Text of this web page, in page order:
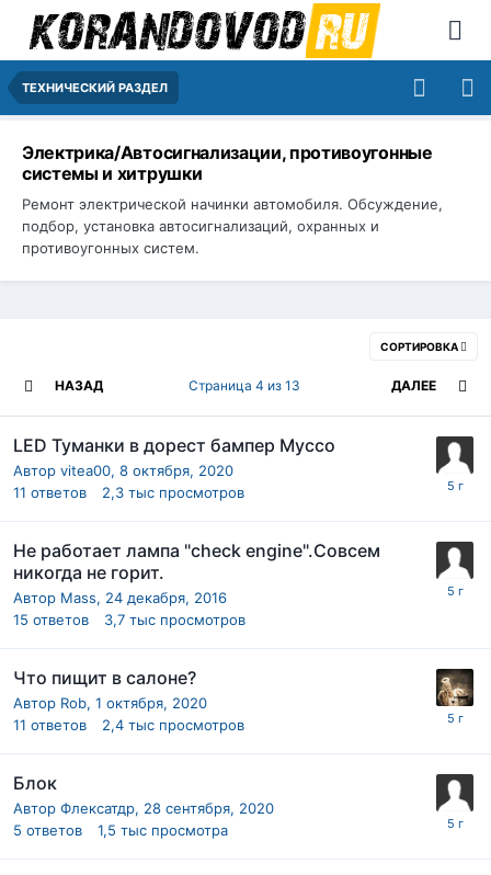
ТЕХНИЧЕСКИЙ РАЗДЕЛ
Электрика/Автосигнализации, противоугонные
системы и хитрушки
Ремонт электрической начинки автомобиля. Обсуждение,
подбор, установка автосигнализаций, охранных и
противоугонных систем.
СОРТИРОВКА
НАЗАД ДАЛЕЕ
Страница 4 из 13
LED Туманки в дорест бампер Муссо
Автор vitea00, 8 октября, 2020
11 ответов 2,3 тыс просмотров
Не работает лампа "check engine".Совсем
никогда не горит.
Автор Mass, 24 декабря, 2016
15 ответов 3,7 тыс просмотров
Что пищит в салоне?
Автор Rob, 1 октября, 2020
11 ответов 2,4 тыс просмотров
Блок
Автор Флексатдр, 28 сентября, 2020
5 ответов 1,5 тыс просмотра